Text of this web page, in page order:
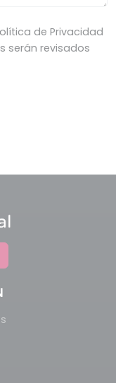
de Privacidad
serán revisados